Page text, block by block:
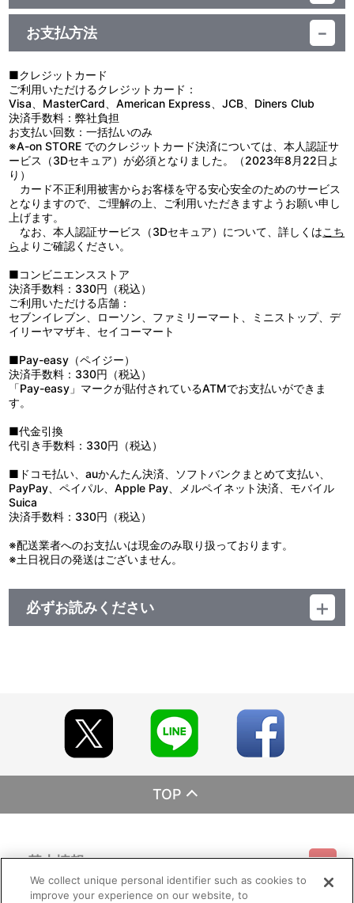
＜収録曲＞
1：リフレクティア
2：ｅｌｅｋｔｏ
3：リフレクティア（ｉｎｓｔｒｕｍｅｎｔａｌ）
4：ｅｌｅｋｔｏ（ｉｎｓｔｒｕｍｅｎｔａｌ）
お支払方法
■クレジットカード
ご利用いただけるクレジットカード：
Visa、MasterCard、American Express、JCB、Diners Club
決済手数料：弊社負担
お支払い回数：一括払いのみ
※A-on STORE でのクレジットカード決済については、本人認証サ
ービス（3Dセキュア）が必須となりました。（2023年8月22日よ
り）
カード不正利用被害からお客様を守る安心安全のためのサービス
となりますので、ご理解の上、ご利用いただきますようお願い申し
上げます。
なお、本人認証サービス（3Dセキュア）について、詳しくはこち
ら よりご確認ください。
■コンビニエンスストア
決済手数料：330円（税込）
ご利用いただける店舗：
セブンイレブン、ローソン、ファミリーマート、ミニストップ、デ
イリーヤマザキ、セイコーマート
■Pay-easy（ペイジー）
決済手数料：330円（税込）
「Pay-easy」マークが貼付されているATMでお支払いができま
す。
■代金引換
代引き手数料：330円（税込）
■ドコモ払い、auかんたん決済、ソフトバンクまとめて支払い、
PayPay、ペイパル、Apple Pay、メルペイネット決済、モバイル
Suica
決済手数料：330円（税込）
※配送業者へのお支払いは現金のみ取り扱っております。
※土日祝日の発送はございません。
必ずお読みください
TOP
基本情報
We collect unique personal identifier such as cookies to
improve your experience on our website, to